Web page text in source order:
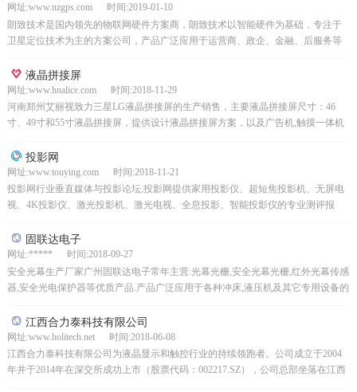
网址:www.nzgps.com 时间:2019-01-10
朗致技术是国内领先的物联网硬件方案商，朗致技术以智能硬件为基础，专注于
卫星定位技术为主的方案公司，产品广泛应用于运营商、政企、金融、后服务等
液晶拼接屏
网址:www.hnalice.com 时间:2018-11-29
河南郑州艾丽视致力三星LG液晶拼接屏的生产销售，主要液晶拼接屏尺寸：46
寸、49寸和55寸液晶拼接屏，提供设计液晶拼接屏方案，以及广告机,触摸一体机
投影网
网址:www.touying.com 时间:2018-11-21
投影网行业垂直媒体与投影论坛,投影网提供家用投影仪、超短焦投影机、无屏电
视、4K投影仪、激光投影机、激光电视、全息投影、智能投影仪的专业测评报
固联达电子
网址:***** 时间:2018-09-27
安全光幕生产厂家广州固联达电子常年主营:光幕光栅,安全光幕光栅,红外光幕传感
器,安全光电保护器等优质产品.产品广泛应用于各种冲床,液压机及其它专用设备的
江西合力泰科技有限公司
网址:www.holitech.net 时间:2018-06-08
江西合力泰科技有限公司为液晶显示和触控行业的持续领跑者。公司成立于2004
年并于2014年在深交所成功上市（股票代码：002217.SZ），公司总部坐落在江西